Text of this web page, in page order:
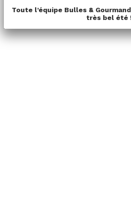
Toute l’équipe Bulles &
très bel été